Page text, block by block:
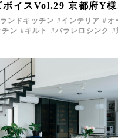
ボイスVol.29 京都府Y
ンドキッチン インテリア
オ
チン
キルト パラレロシンク